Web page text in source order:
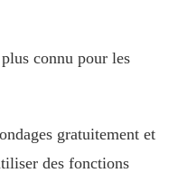
connu pour les
gratuitement et
des fonctions